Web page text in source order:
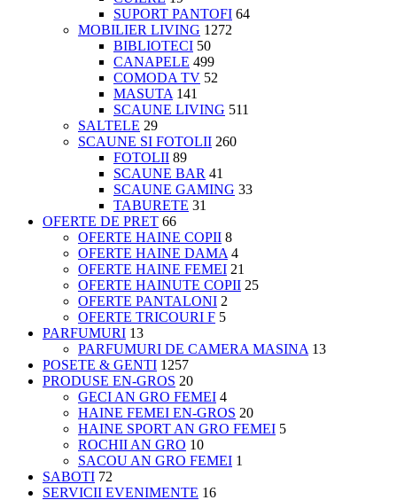
SUPORT PANTOFI 64
MOBILIER LIVING 1272
BIBLIOTECI 50
CANAPELE 499
COMODA TV 52
MASUTA 141
SCAUNE LIVING 511
SALTELE 29
SCAUNE SI FOTOLII 260
FOTOLII 89
SCAUNE BAR 41
SCAUNE GAMING 33
TABURETE 31
OFERTE DE PRET 66
OFERTE HAINE COPII 8
OFERTE HAINE DAMA 4
OFERTE HAINE FEMEI 21
OFERTE HAINUTE COPII 25
OFERTE PANTALONI 2
OFERTE TRICOURI F 5
PARFUMURI 13
PARFUMURI DE CAMERA MASINA 13
POSETE & GENTI 1257
PRODUSE EN-GROS 20
GECI AN GRO FEMEI 4
HAINE FEMEI EN-GROS 20
HAINE SPORT AN GRO FEMEI 5
ROCHII AN GRO 10
SACOU AN GRO FEMEI 1
SABOTI 72
SERVICII EVENIMENTE 16